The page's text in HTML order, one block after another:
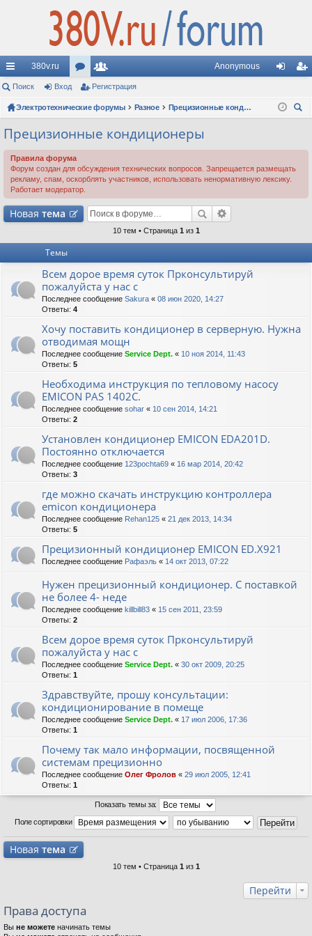
с
ы
лк
и
380v.ru
ор
ум
ол
ьз
ат
ел
Anonymous
д ис
ац
Поиск Вход Регистрация
Электротехнические форумы Разное
Прецизионные кондиционеры
Прецизионные кондиционеры
Правила форума
Форум создан для обсуждения технических вопросов. Запрещается размещать
рекламу, спам, оскорблять участников, использовать ненормативную лексику.
Работает модератор.
Новая тема
10 тем • Страница 1 из 1
Темы
Всем дорое время суток Прконсультируй
пожалуйста у нас с
Последнее сообщение Sakura « 08 июн 2020, 14:27
Ответы: 4
Хочу поставить кондиционер в серверную. Нужна
отводимая мощн
Последнее сообщение Service Dept. « 10 ноя 2014, 11:43
Ответы: 5
Необходима инструкция по тепловому насосу
EMICON PAS 1402C.
Последнее сообщение sohar « 10 сен 2014, 14:21
Ответы: 2
Установлен кондиционер EMICON EDA201D.
Постоянно отключается
Последнее сообщение 123pochta69 « 16 мар 2014, 20:42
Ответы: 3
где можно скачать инструкцию контроллера
emicon кондиционера
Последнее сообщение Rehan125 « 21 дек 2013, 14:34
Ответы: 5
Прецизионный кондиционер EMICON ED.X921
Последнее сообщение Рафаэль « 14 окт 2013, 07:22
Нужен прецизионный кондиционер. С поставкой
не более 4- неде
Последнее сообщение killbill83 « 15 сен 2011, 23:59
Ответы: 2
Всем дорое время суток Прконсультируй
пожалуйста у нас с
Последнее сообщение Service Dept. « 30 окт 2009, 20:25
Ответы: 1
Здравствуйте, прошу консультации:
кондиционирование в помеще
Последнее сообщение Service Dept. « 17 июл 2006, 17:36
Ответы: 1
Почему так мало информации, посвященной
системам прецизионно
Последнее сообщение Олег Фролов « 29 июл 2005, 12:41
Ответы: 1
Показать темы за:
Поле сортировки
Новая тема
10 тем • Страница 1 из 1
Перейти
Права доступа
Вы не можете начинать темы